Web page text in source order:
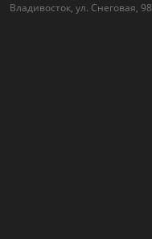
Владивосток, ул. Снеговая, 98